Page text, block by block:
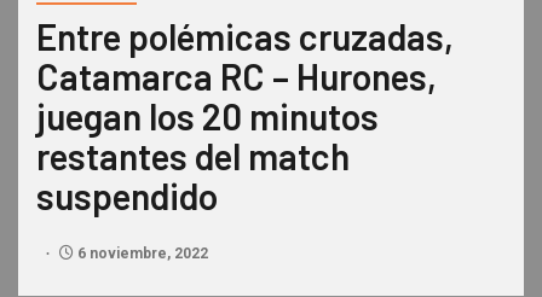
Entre polémicas cruzadas,
Catamarca RC – Hurones,
juegan los 20 minutos
restantes del match
suspendido
6 noviembre, 2022